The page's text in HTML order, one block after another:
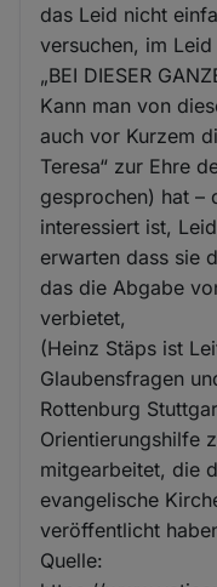
das Leid nicht
versuchen, im
„BEI DIESER
Kann man von
auch vor Kurzem
Teresa“ zur Ehre
gesprochen) hat –
interessiert ist,
erwarten dass sie
das die Abgabe
verbietet,
(Heinz Stäps ist
Glaubensfragen
Rottenburg
Orientierungshilfe
mitgearbeitet, die
evangelische
veröffentlicht
Quelle: